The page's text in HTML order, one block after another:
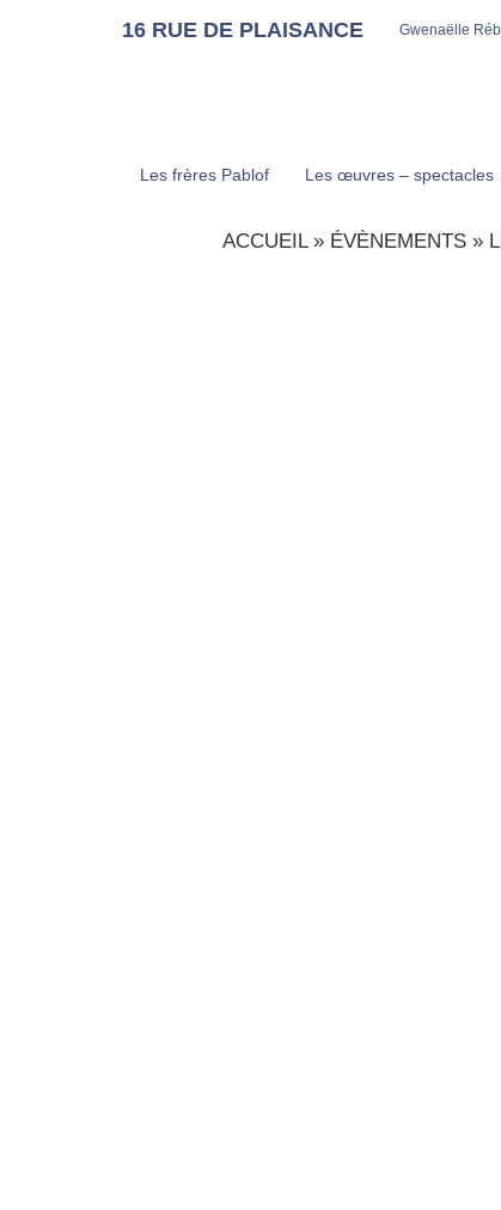
16 RUE DE PLAISANCE Gwenaëlle
Les frères Pablof Les œuvres – spectacles
ACCUEIL» ÉVÈNEMENTS »